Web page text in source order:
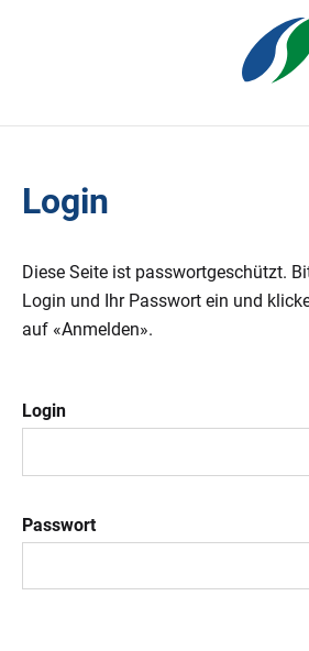
Login
Diese Seite ist passwortgeschützt.
Login und Ihr Passwort ein und
auf «Anmelden».
Login
Passwort